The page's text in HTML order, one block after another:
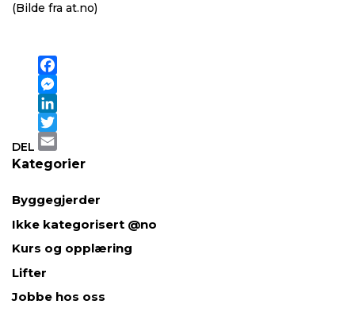
(Bilde fra at.no)
DEL
Facebook
Messenger
LinkedIn
Twitter
Email
Kategorier
Byggegjerder
Ikke kategorisert @no
Kurs og opplæring
Lifter
Jobbe hos oss